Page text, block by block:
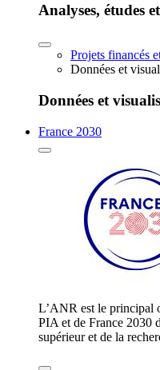
Analyses, études
Projets financés
Données et
Données et
France 2030
L’ANR est le principal
PIA et de France 2030
supérieur et de la